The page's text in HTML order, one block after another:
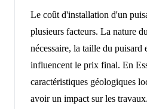
Le coût d'installation d'un
plusieurs facteurs. La nature
nécessaire, la taille du puisard
influencent le prix final. En
caractéristiques géologiques
avoir un impact sur les